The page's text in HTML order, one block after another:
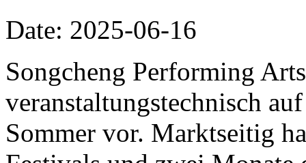
Date: 2025-06-16
Songcheng Performing
veranstaltungstechnisch
Sommer vor. Marktseitig